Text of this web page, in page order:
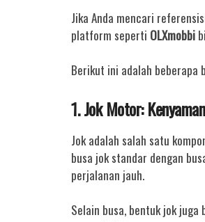
Jika Anda mencari
platform seperti OLXmobbi
Berikut ini adalah beberapa
1. Jok Motor:
Jok adalah salah satu
busa jok standar dengan
perjalanan jauh.
Selain busa, bentuk jok